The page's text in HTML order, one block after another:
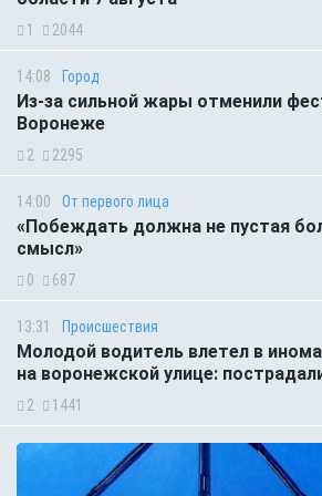
1 2044
14:08 Город
Из-за сильной жары отменили
Воронеже
2 2295
14:00 От первого лица
«Побеждать должна не пустая
смысл»
0 687
13:31 Происшествия
Молодой водитель влетел в
на воронежской улице:
2 1441